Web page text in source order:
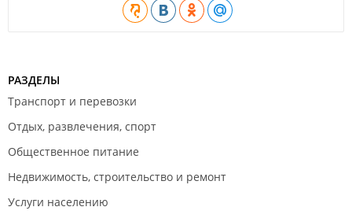
РАЗДЕЛЫ
Транспорт и перевозки
Отдых, развлечения, спорт
Общественное питание
Недвижимость, строительство и ремонт
Услуги населению